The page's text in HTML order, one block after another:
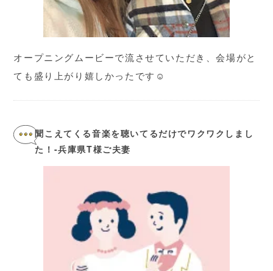
オープニングムービーで流させていただき、会場がと
ても盛り上がり嬉しかったです☺︎
聞こえてくる音楽を聴いてるだけでワクワクしまし
た！-兵庫県T様ご夫妻